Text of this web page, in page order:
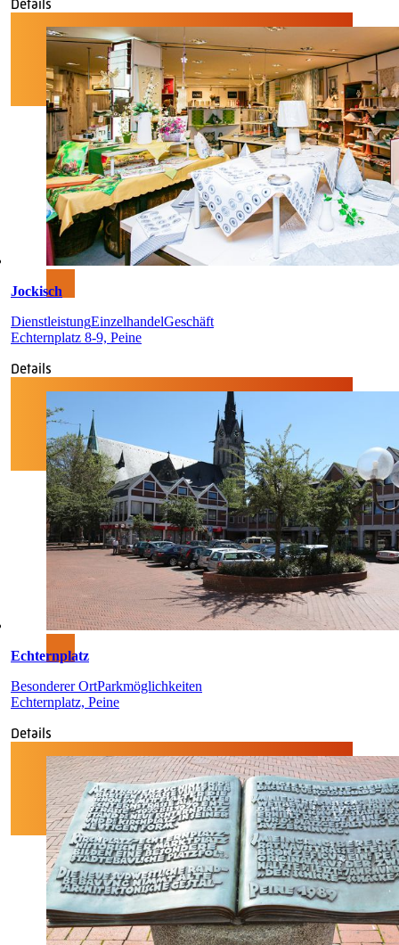
Details
Jockisch
DienstleistungEinzelhandelGeschäft
Echternplatz 8-9, Peine
Details
Echternplatz
Besonderer OrtParkmöglichkeiten
Echternplatz, Peine
Details